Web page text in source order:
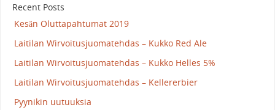
Recent Posts
Kesän Oluttapahtumat 2019
Laitilan Wirvoitusjuomatehdas – Kukko Red Ale
Laitilan Wirvoitusjuomatehdas – Kukko Helles 5%
Laitilan Wirvoitusjuomatehdas – Kellererbier
Pyynikin uutuuksia